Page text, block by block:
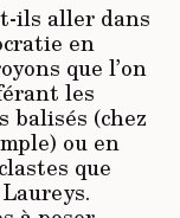
ils aller dans
en
que l’on
les
balisés (chez
ou en
que